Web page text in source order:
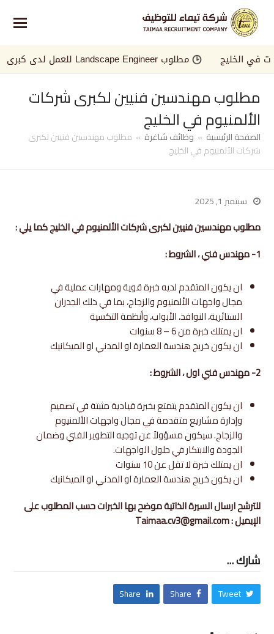
الخليج مطلوب Landscape Engineer للعمل لدى كبرى الجهات في الخليج
مطلوب مهندسين فنيين لكبرى شركات
الألمنيوم في الخليج
الصفحة الرئيسية » وظائف شاغرة » مطلوب مهندسين فنيين لكبرى
شركات الألمنيوم في الخليج
سبتمبر 1, 2025
مطلوب مهندسين فنيين لكبرى شركات الألمنيوم في الخليج كما يلي :
1- مهندس فني ، الشروط :
ان يكون المتقدم لديه خبرة قوية ومهارات عملية في
مجال واجهات الألمنيوم والزجاج، بما في ذلك الجدران
الستائرية، النوافذ، الأبواب، وأنظمة التكسية
ان يمتلك خبرة من 6 – 8 سنوات
ان يكون خريج هندسة العمارة او المدني او الميكانيك
2- مهندس فني اول ، الشروط :
ان يكون المتقدم يتمتع بخبرة قيادية مثبتة في تصميم
وإدارة مشاريع متقدمة في مجال واجهات الألمنيوم
والزجاج. سيكون مسؤولاً عن توجيه التطوير الفني وضمان
الجودة والابتكار في حلول الواجهات.
ان يمتلك خبرة لا تقل عن 10 سنوات
ان يكون خريج هندسة العمارة او المدني او الميكانيك
للترشح ارسال السيرة الذاتية موضح بها الخبرات حسب المطلوب على
الإيميل : Taimaa.cv3@gmail.com
شارك ...
Tweet
Share
Share